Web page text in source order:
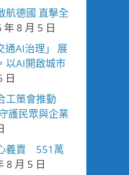
航德國 直擊全
年 8 月 5 日
通AI治理」 展
以AI開啟城市
日
工策會推動
護民眾與企業
義賣 551萬
8 月 5 日